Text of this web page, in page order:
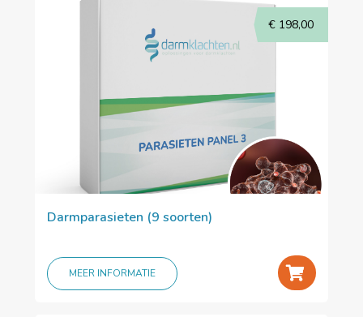
Darmparasieten (9 soorten)
€ 198,00
MEER INFORMATIE +